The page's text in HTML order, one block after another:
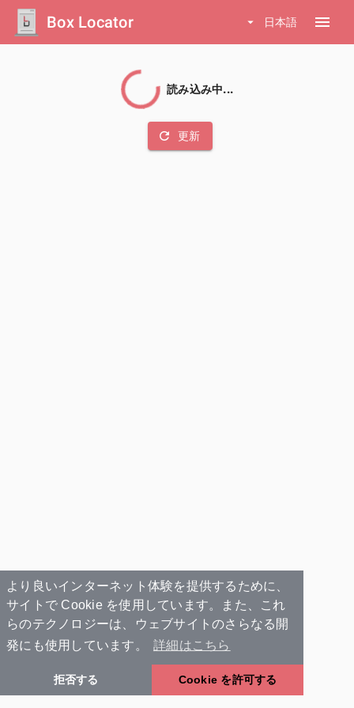
より良いインターネット体験を提供するために、
サイトで Cookie を使用しています。また、これ
らのテクノロジーは、ウェブサイトのさらなる開
発にも使用しています。
詳細はこちら
拒否する Cookie を許可する
Box Locator arrow_drop_down 日本語 menu
読み込み中...
refresh 更新